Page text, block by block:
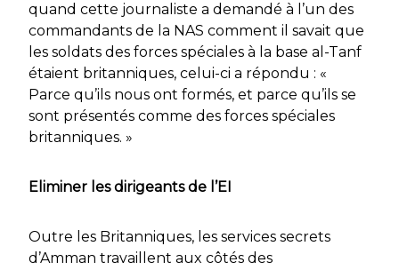
quand cette journaliste a demandé à l’un des
commandants de la NAS comment il savait que
les soldats des forces spéciales à la base al-Tanf
étaient britanniques, celui-ci a répondu : «
Parce qu’ils nous ont formés, et parce qu’ils se
sont présentés comme des forces spéciales
britanniques. »
Eliminer les dirigeants de l’EI
Outre les Britanniques, les services secrets
d’Amman travaillent aux côtés des